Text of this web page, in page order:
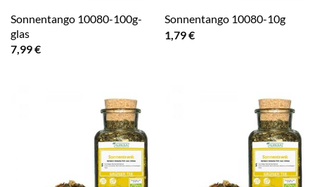
Sonnentango 10080-100g-
glas
7,99€
Sonnentango 10080-10g
1,79€